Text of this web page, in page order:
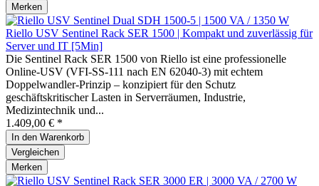
Merken
Riello USV Sentinel Rack SER 1500 | Kompakt und zuverlässig für
Server und IT [5Min]
Die Sentinel Rack SER 1500 von Riello ist eine professionelle
Online-USV (VFI-SS-111 nach EN 62040-3) mit echtem
Doppelwandler-Prinzip – konzipiert für den Schutz
geschäftskritischer Lasten in Serverräumen, Industrie,
Medizintechnik und...
1.409,00 € *
In den Warenkorb
Vergleichen
Merken